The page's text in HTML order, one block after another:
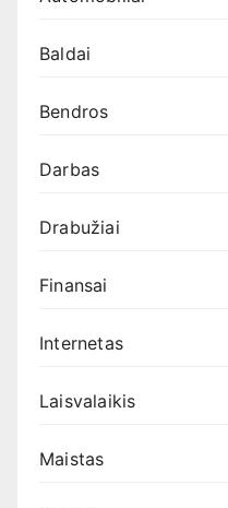
Baldai
Bendros
Darbas
Drabužiai
Finansai
Internetas
Laisvalaikis
Maistas